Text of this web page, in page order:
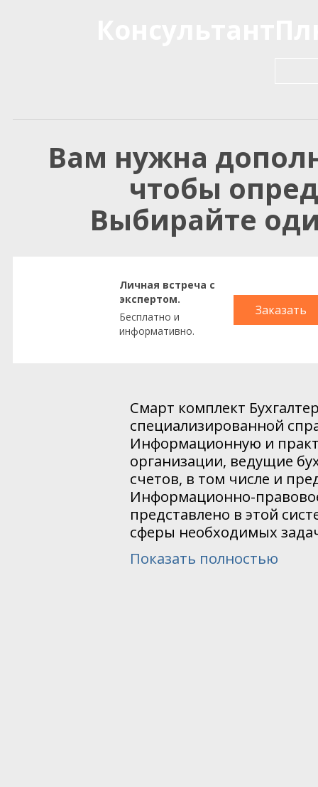
Вам нужна
чтобы
Выбирайте
Личная встреча с
экспертом.
Бесплатно и
информативно.
Заказать
Смарт комплект
специализированной
Информационную и
организации, ведущие
счетов, в том числе и
Информационно-
представлено в этой
сферы необходимых
Показать полностью